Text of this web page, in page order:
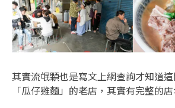
其實流氓顆也是寫文上網查詢才知道
「瓜仔雞麵」的老店，其實有完整的